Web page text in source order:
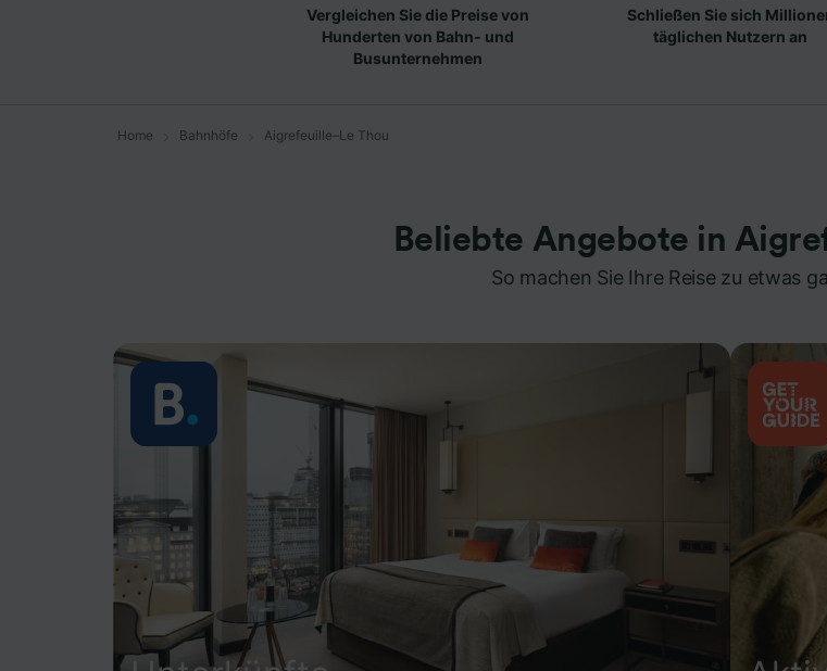
Vergleichen Sie die Preise von
Hunderten von Bahn- und
Busunternehmen
Schließen Sie sich
täglichen Nutzern an
Home Bahnhöfe Aigrefeuille–Le Thou
Beliebte Angebote in
So machen Sie Ihre Reise zu etwas